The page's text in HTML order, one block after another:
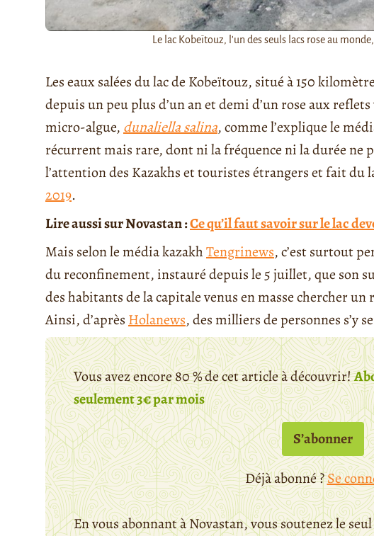
Le lac Kobeïtouz, l'un des seuls lacs rose au
Les eaux salées du lac de Kobeïtouz, situé à 150
depuis un peu plus d’un an et demi d’un rose aux
micro-algue,dunaliella salina, comme l’explique le
récurrent mais rare, dont ni la fréquence ni la durée ne
l’attention des Kazakhs et touristes étrangers et fait du
2019.
Lire aussi sur Novastan :Ce qu’il faut savoir sur le lac
Mais selon le média kazakhTengrinews, c’est surtout
du reconfinement, instauré depuis le 5 juillet, que son
des habitants de la capitale venus en masse chercher
Ainsi, d’aprèsHolanews, des milliers de personnes s’y
Vous avez encore 80 % de cet article à découvrir!
seulement 3€ par mois
S’abonner
Déjà abonné ?Se
En vous abonnant à Novastan, vous soutenez le